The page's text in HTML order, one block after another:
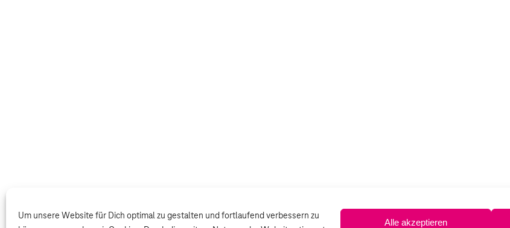
Um unsere Website für Dich optimal zu gestalten und fortlaufend verbessern zu
Alle akzeptieren